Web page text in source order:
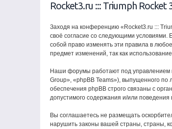
Rocket3.ru ::: Triumph
Заходя на конференцию «Rocket3.ru :::
своё согласие со следующими условиями.
собой право изменять эти правила в
предмет изменений, так как
Наши форумы работают под управлением
Group», «phpBB Teams»), выпущенного по
обеспечения phpBB строго связаны с
допустимого содержания и/или
Вы соглашаетесь не размещать
нарушить законы вашей страны, страны,